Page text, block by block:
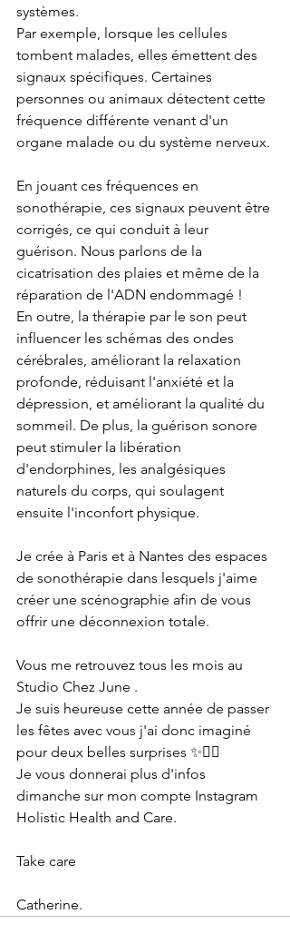
systèmes.
Par exemple, lorsque les cellules
tombent malades, elles émettent des
signaux spécifiques. Certaines
personnes ou animaux détectent cette
fréquence différente venant d'un
organe malade ou du système nerveux.
En jouant ces fréquences en
sonothérapie, ces signaux peuvent être
corrigés, ce qui conduit à leur
guérison. Nous parlons de la
cicatrisation des plaies et même de la
réparation de l'ADN endommagé !
En outre, la thérapie par le son peut
influencer les schémas des ondes
cérébrales, améliorant la relaxation
profonde, réduisant l'anxiété et la
dépression, et améliorant la qualité du
sommeil. De plus, la guérison sonore
peut stimuler la libération
d'endorphines, les analgésiques
naturels du corps, qui soulagent
ensuite l'inconfort physique.
Je crée à Paris et à Nantes des espaces
de sonothérapie dans lesquels j'aime
créer une scénographie afin de vous
offrir une déconnexion totale.
Vous me retrouvez tous les mois au
Studio Chez June .
Je suis heureuse cette année de passer
les fêtes avec vous j'ai donc imaginé
pour deux belles surprises ✨❤️‍🔥
Je vous donnerai plus d'infos
dimanche sur mon compte Instagram
Holistic Health and Care.
Take care
Catherine.